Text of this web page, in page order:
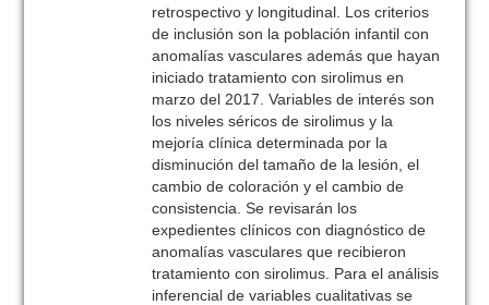
retrospectivo y longitudinal. Los criterios
de inclusión son la población infantil con
anomalías vasculares además que hayan
iniciado tratamiento con sirolimus en
marzo del 2017. Variables de interés son
los niveles séricos de sirolimus y la
mejoría clínica determinada por la
disminución del tamaño de la lesión, el
cambio de coloración y el cambio de
consistencia. Se revisarán los
expedientes clínicos con diagnóstico de
anomalías vasculares que recibieron
tratamiento con sirolimus. Para el análisis
inferencial de variables cualitativas se